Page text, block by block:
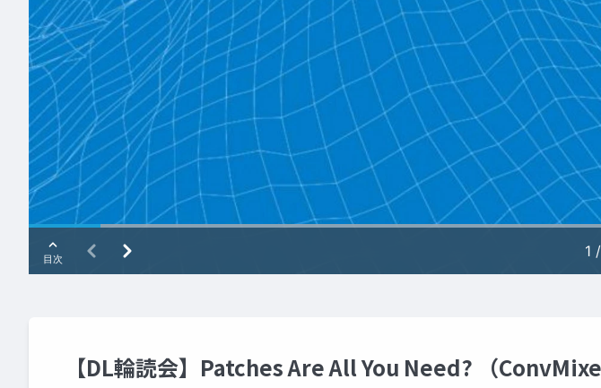
【DL輪読会】Patches Are All You Need? （